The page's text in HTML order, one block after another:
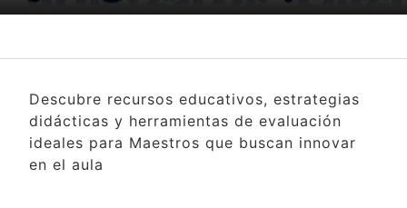
Descubre recursos educativos, estrategias
didácticas y herramientas de evaluación
ideales para Maestros que buscan innovar
en el aula